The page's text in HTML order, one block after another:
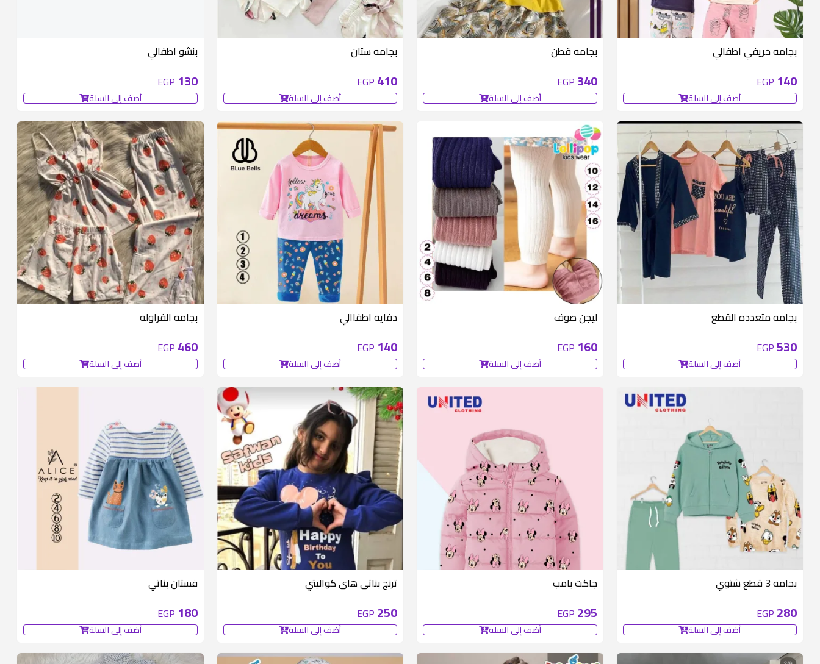
متوفر 6 قطع بجامه خريفي اطفالي
140
EGP
أضف إلى السلة
بجامه قطن
340
EGP
أضف إلى السلة
بجامه ستان
410
EGP
أضف إلى السلة
بنشو اطفالي
130
EGP
أضف إلى السلة
بجامه متعدده القطع
530
EGP
أضف إلى السلة
ليجن صوف
160
EGP
أضف إلى السلة
متوفر 6 قطع دفايه اطفاالي
140
EGP
أضف إلى السلة
بجامه الفراوله
460
EGP
أضف إلى السلة
متوفر 6 قطع بجامه 3 قطع شتوي
280
EGP
أضف إلى السلة
متوفر 6 قطع جاكت بامب
295
EGP
أضف إلى السلة
متوفر 2 قطع ترنج بناتى هاى كواليتي
250
EGP
أضف إلى السلة
متوفر 6 قطع فستان بناتي
180
EGP
أضف إلى السلة